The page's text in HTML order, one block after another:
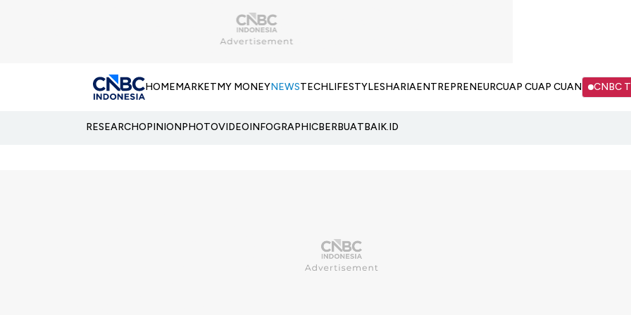
HOMEMARKETMY MONEYNEWSTECHLIFESTYLESHARIAENTREPRENEURCUAP CUAP CUAN CNBC
RESEARCHOPINIONPHOTOVIDEOINFOGRAPHICBERBUATBAIK.ID